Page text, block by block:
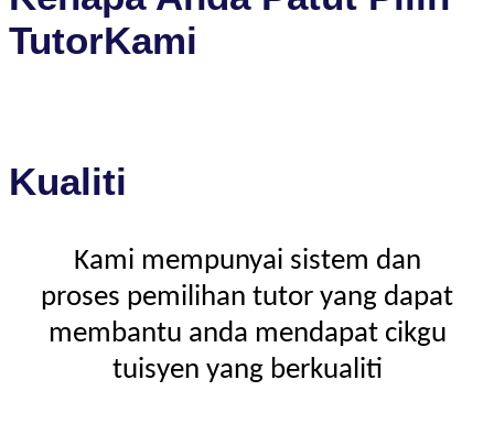
TutorKami
Kualiti
Kami mempunyai sistem dan
proses pemilihan tutor yang dapat
membantu anda mendapat cikgu
tuisyen yang berkualiti